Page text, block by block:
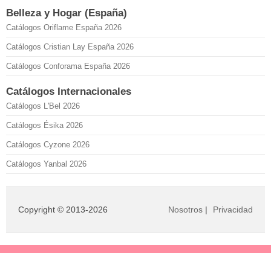
Belleza y Hogar (España)
Catálogos Oriflame España 2026
Catálogos Cristian Lay España 2026
Catálogos Conforama España 2026
Catálogos Internacionales
Catálogos L'Bel 2026
Catálogos Ésika 2026
Catálogos Cyzone 2026
Catálogos Yanbal 2026
Copyright © 2013-2026 Nosotros | Privacidad